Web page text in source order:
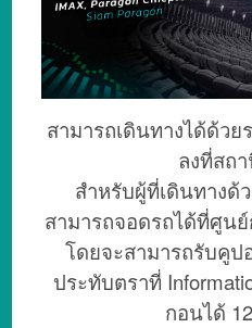
สามารถเดินทางได้ด้วย
ลงที่สถ
สำหรับผู้ที่เดินทาง
สามารถจอดรถได้ที่ศูน
โดยจะสามารถรับคูป
ประทับตราที่
กอนได้